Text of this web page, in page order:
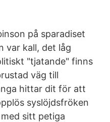
på sparadiset
var kall, det låg
"tjatande" finns
väg till
hittar dit för att
syslöjdsfröken
sitt petiga